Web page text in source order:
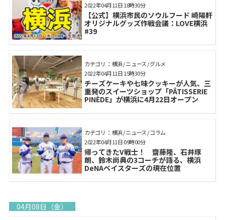
【公式】横浜市民のソウルフード 崎陽軒
オリジナルグッズ作戦会議：LOVE横浜
#39
2022年04月11日 18時30分
カテゴリ： 横浜 / ニュース / グルメ
チーズケーキや七味クッキーが人気、三
重発のスイーツショップ「PÂTISSERIE
PINÈDE」が横浜に4月22日オープン
2022年04月11日 15時30分
カテゴリ： 横浜 / ニュース / コラム
帰ってきたV戦士！ 齋藤隆、石井琢
朗、鈴木尚典の3コーチが語る、横浜
DeNAベイスターズの現在位置
2022年04月11日 09時00分
04月08日（金）